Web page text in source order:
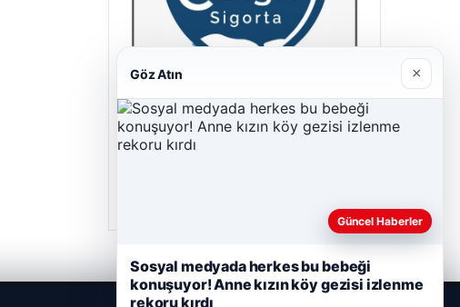
Cengiz Sigorta
Göz Atın ×
Güncel Haberler
Sosyal medyada herkes bu bebeği
konuşuyor! Anne kızın köy gezisi izlenme
rekoru kırdı